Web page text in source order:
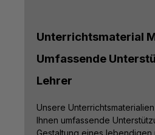
Unterrichtsmaterial
Umfassende
Lehrer
Unsere
Ihnen umfassende
Gestaltung eines lebendigen